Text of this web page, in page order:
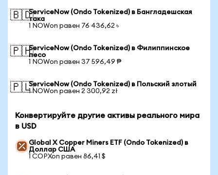
🇧🇩ServiceNow (Ondo Tokenized) в Бангладешская
така
1 NOWon равен 76 436,62 ৳
🇵🇭ServiceNow (Ondo Tokenized) в Филиппинское
песо
1 NOWon равен 37 596,49 ₱
🇵🇱ServiceNow (Ondo Tokenized) в Польский злотый
1 NOWon равен 2 300,92 zł
Конвертируйте другие активы реального мира
в USD
Global X Copper Miners ETF (Ondo Tokenized) в
Доллар США
1 COPXon равен 86,41 $